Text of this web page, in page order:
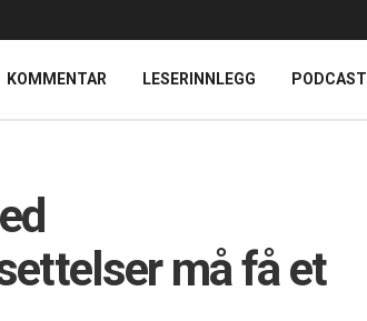
KOMMENTAR LESERINNLEGG PODCAST
må få et